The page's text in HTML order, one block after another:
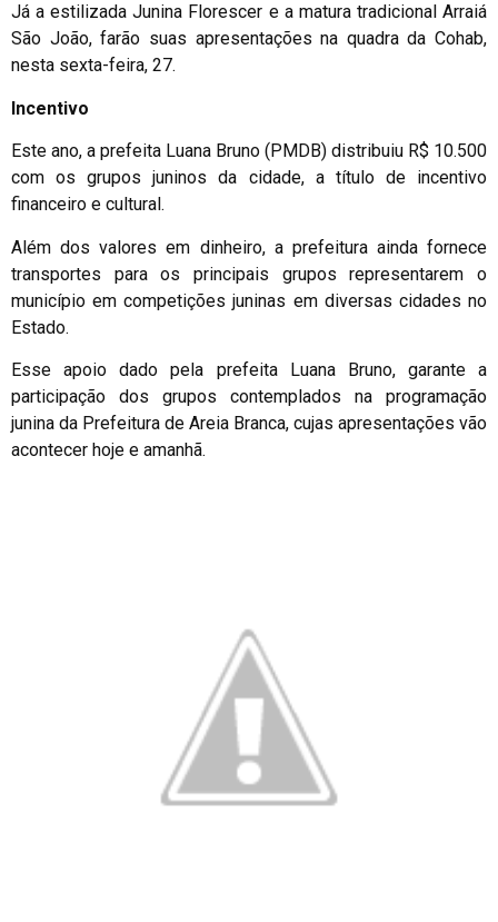
Já a estilizada Junina Florescer e a matura tradicional Arraiá
São João, farão suas apresentações na quadra da Cohab,
nesta sexta-feira, 27.
Incentivo
Este ano, a prefeita Luana Bruno (PMDB) distribuiu R$ 10.500
com os grupos juninos da cidade, a título de incentivo
financeiro e cultural.
Além dos valores em dinheiro, a prefeitura ainda fornece
transportes para os principais grupos representarem o
município em competições juninas em diversas cidades no
Estado.
Esse apoio dado pela prefeita Luana Bruno, garante a
participação dos grupos contemplados na programação
junina da Prefeitura de Areia Branca, cujas apresentações vão
acontecer hoje e amanhã.